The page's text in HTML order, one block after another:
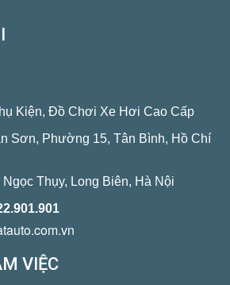
Kiện, Đồ Chơi Xe Hơi Cao Cấp
Sơn, Phường 15, Tân Bình, Hồ Chí
Thụy, Long Biên, Hà Nội
VIỆC